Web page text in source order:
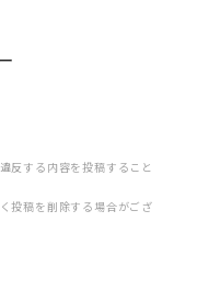
反する内容を投稿すること
投稿を削除する場合がござ